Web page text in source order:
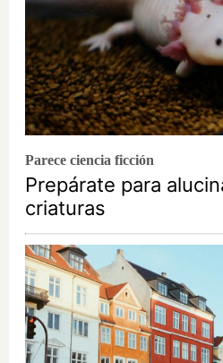
Parece ciencia ficción
Prepárate para
criaturas